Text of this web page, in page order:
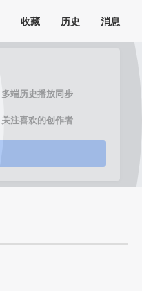
多端历史播放同步
关注喜欢的创作者
收藏 历史 消息